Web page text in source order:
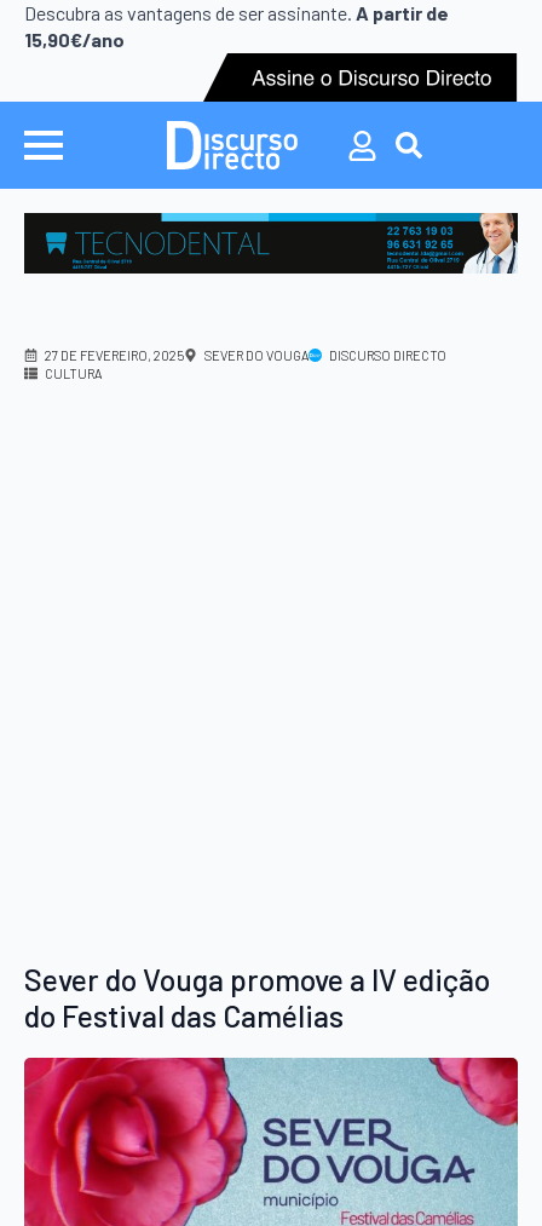
Descubra as vantagens de ser assinante. A partir de
15,90€/ano
Search
for:
Search
27 DE FEVEREIRO, 2025 SEVER DO VOUGA
DISCURSO DIRECTO
CULTURA
Sever do Vouga promove a IV edição
do Festival das Camélias